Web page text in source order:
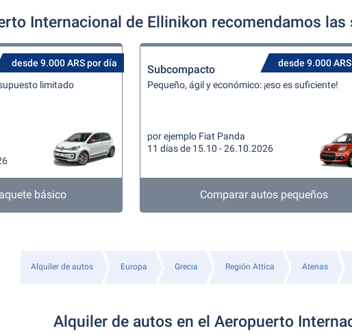
Internacional de Ellinikon recomendamos
desde 9.000 ARS por día
limitado
básico
desde 9.000
Subcompacto
Pequeño, ágil y económico: ¡eso es suficiente!
por ejemplo Fiat Panda
11 días de 15.10 - 26.10.2026
Comparar autos pequeños
Alquiler de autos Europa Grecia Región Attica Atenas
Alquiler de autos en el Aeropuerto